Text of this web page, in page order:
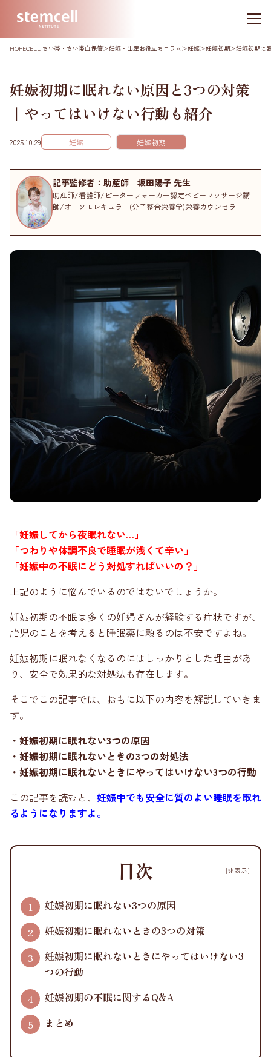
HOPECELL さい帯・さい帯血保管＞妊娠・出産お役立ちコラム＞妊娠＞妊娠初期＞妊娠初期に
妊娠初期に眠れない原因と3つの対策
｜やってはいけない行動も紹介
2025.10.29 妊娠 妊娠初期
記事監修者：助産師 坂田陽子 先生
助産師/看護師/ピーターウォーカー認定ベビーマッサージ講
師/オーソモレキュラー(分子整合栄養学)栄養カウンセラー
「妊娠してから夜眠れない…」
「つわりや体調不良で睡眠が浅くて辛い」
「妊娠中の不眠にどう対処すればいいの？」
上記のように悩んでいるのではないでしょうか。
妊娠初期の不眠は多くの妊婦さんが経験する症状ですが、
胎児のことを考えると睡眠薬に頼るのは不安ですよね。
妊娠初期に眠れなくなるのにはしっかりとした理由があ
り、安全で効果的な対処法も存在します。
そこでこの記事では、おもに以下の内容を解説していきま
す。
・妊娠初期に眠れない3つの原因
・妊娠初期に眠れないときの3つの対処法
・妊娠初期に眠れないときにやってはいけない3つの行動
この記事を読むと、 妊娠中でも安全に質のよい睡眠を取れ
るようになりますよ。
[非表示]
目次
妊娠初期に眠れない3つの原因
妊娠初期に眠れないときの3つの対策
妊娠初期に眠れないときにやってはいけない3
つの行動
妊娠初期の不眠に関するQ&A
まとめ